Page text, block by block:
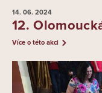
14. 06. 2024
12.
Více o této akci